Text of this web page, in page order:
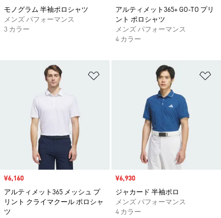
モノグラム 半袖ポロシャツ
メンズ パフォーマンス
3 カラー
アルティメット365+ GO-TO プリ
ント ポロシャツ
メンズ パフォーマンス
4 カラー
ほしいものリストに追加
セール価格
¥6,160
アルティメット365 メッシュ プ
リント クライマクール ポロシャ
ツ
セール価格
¥6,930
ジャカード 半袖ポロ
メンズ パフォーマンス
4 カラー